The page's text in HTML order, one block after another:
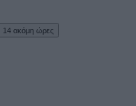
14 ακόμη ώρες